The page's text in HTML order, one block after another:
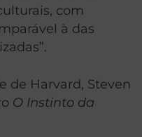
com
à das
de Harvard, Steven
O Instinto da